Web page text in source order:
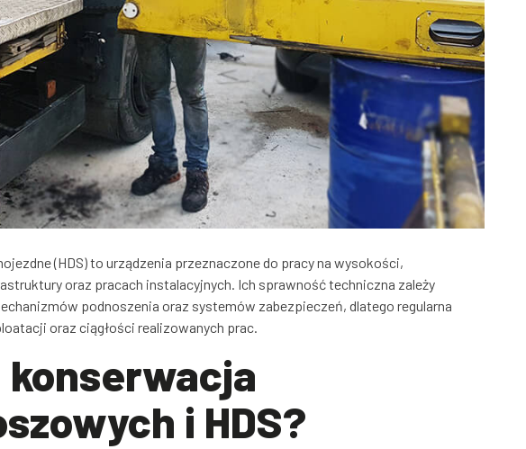
(HDS) to urządzenia przeznaczone do pracy na wysokości,
oraz pracach instalacyjnych. Ich sprawność techniczna zależy
podnoszenia oraz systemów zabezpieczeń, dlatego regularna
oraz ciągłości realizowanych prac.
konserwacja
i HDS?